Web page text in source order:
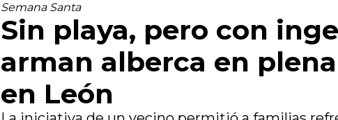
Semana Santa
Sin playa, pero con
arman alberca en
en León